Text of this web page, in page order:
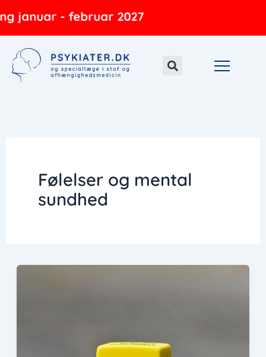
indholdet
januar - februar 2027
Følelser og mental
sundhed